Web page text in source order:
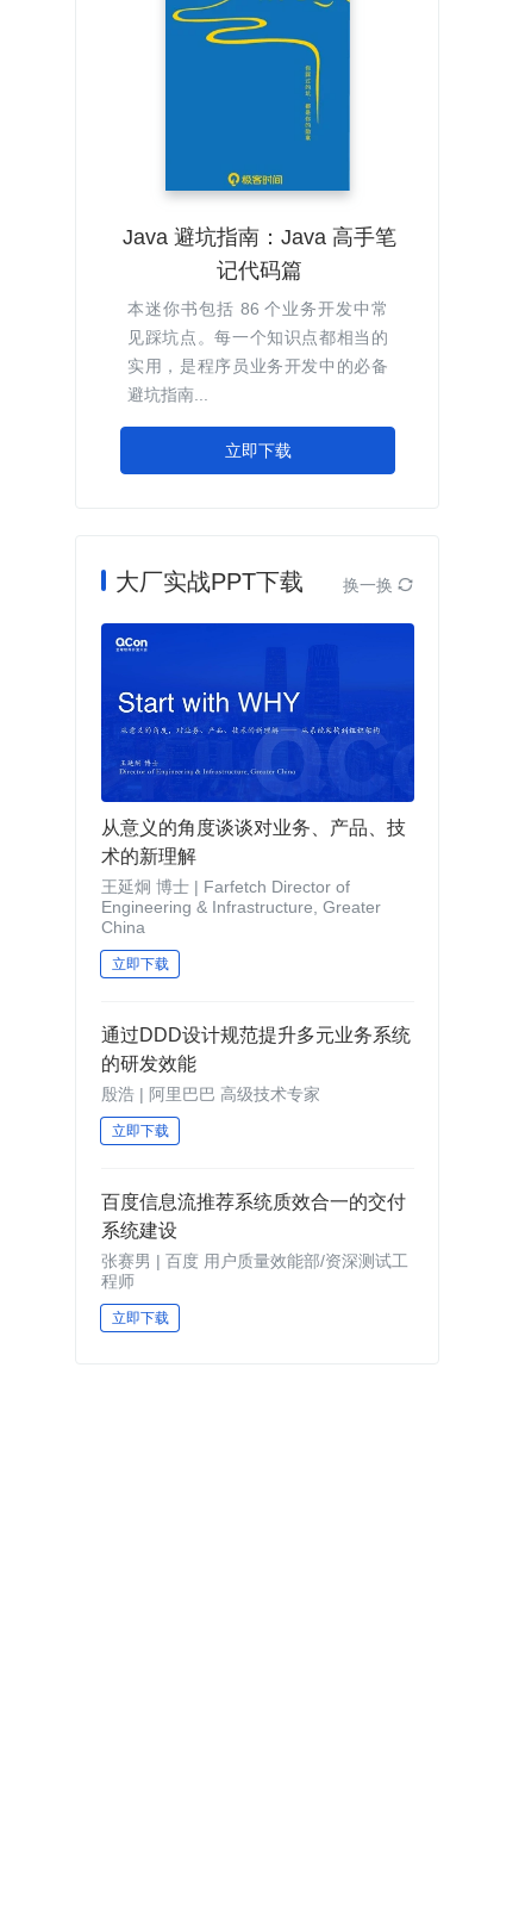
Java 避坑指南：Java 高手笔
记代码篇
本迷你书包括 86 个业务开发中常
见踩坑点。每一个知识点都相当的
实用，是程序员业务开发中的必备
避坑指南...
立即下载
大厂实战PPT下载 换一换 
从意义的角度谈谈对业务、产品、技
术的新理解
王延炯 博士 | Farfetch Director of
Engineering & Infrastructure, Greater
China
立即下载
通过DDD设计规范提升多元业务系统
的研发效能
殷浩 | 阿里巴巴 高级技术专家
立即下载
百度信息流推荐系统质效合一的交付
系统建设
张赛男 | 百度 用户质量效能部/资深测试工
程师
立即下载